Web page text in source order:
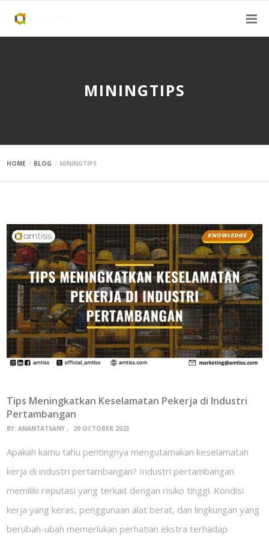
MININGTIPS
HOME BLOG MININGTIPS
Tips Meningkatkan Keselamatan Pekerja di Industri
Pertambangan
BY:ANANTATSANY 20 OCTOBER 2023
Apakah kamu tahu pentingnya mengutamakan keselamatan
kerja di industri pertambangan? Industri pertambangan
memiliki reputasi yang terkait dengan risiko tinggi. Kondisi
kerja yang keras, penggunaan alat berat, dan lingkungan yang
berubah-ubah memerlukan perhatian ekstra terhadap